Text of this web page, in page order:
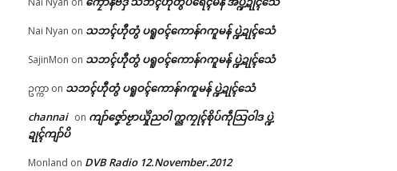
Nai Nyan on သဘၚ်ဟီုတွံ ပရူဝၚ်ကောန်ဂကူမန် ပ္ဍဲဍုၚ်သေံ
SajinMon on သဘၚ်ဟီုတွံ ပရူဝၚ်ကောန်ဂကူမန် ပ္ဍဲဍုၚ်သေံ
ဥက္ကာ on သဘၚ်ဟီုတွံ ပရူဝၚ်ကောန်ဂကူမန် ပ္ဍဲဍုၚ်သေံ
channai on ကျာ်ဇၞော်ဗၟာယှိုဲညဝါ က္ညကၠုၚ်စိုပ်ကဵုသြဝါဒ ပ္ဍဲ
ဍုၚ်ကျာ်ပိ
Monland on DVB Radio 12.November.2012